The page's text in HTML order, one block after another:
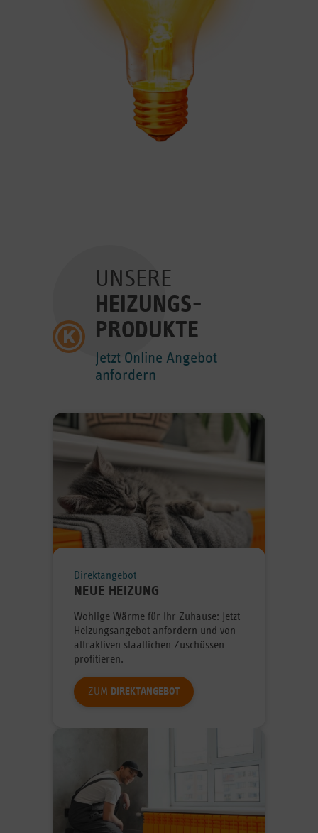
UNSERE
HEIZUNGS-
PRODUKTE
Jetzt Online Angebot
anfordern
Direktangebot
NEUE HEIZUNG
Wohlige Wärme für Ihr Zuhause: Jetzt
Heizungsangebot anfordern und von
attraktiven staatlichen Zuschüssen
profitieren.
ZUM DIREKTANGEBOT